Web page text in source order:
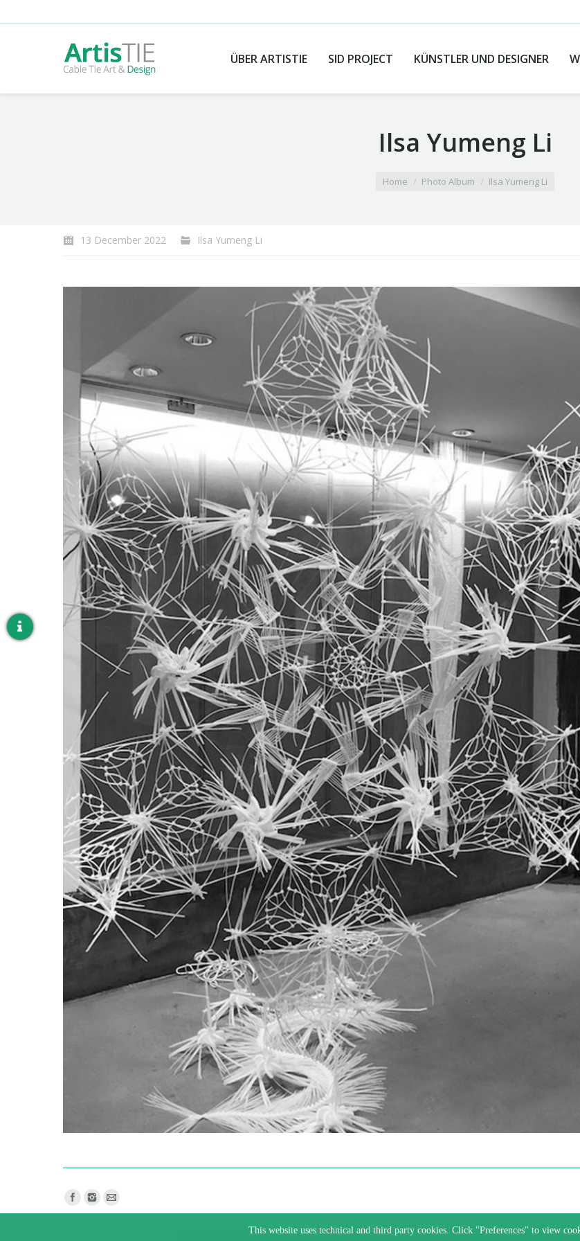
ÜBER ARTISTIE SID PROJECT KÜNSTLER UND DESIGNER
Ilsa Yumeng Li
Home Photo Album Ilsa Yumeng Li
13 December 2022 Ilsa Yumeng Li
Find us on:
This website uses technical and third party cookies. Click "Preferences" to view